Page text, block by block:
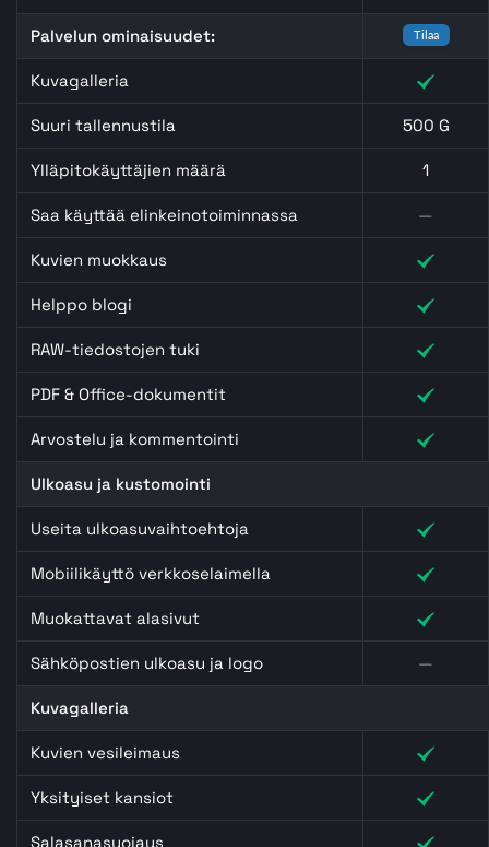
Palvelun ominaisuudet: Tilaa
Kuvagalleria
Suuri tallennustila 500 G
Ylläpitokäyttäjien määrä 1
Saa käyttää elinkeinotoiminnassa —
Kuvien muokkaus
Helppo blogi
RAW-tiedostojen tuki
PDF & Office-dokumentit
Arvostelu ja kommentointi
Ulkoasu ja kustomointi
Useita ulkoasuvaihtoehtoja
Mobiilikäyttö verkkoselaimella
Muokattavat alasivut
Sähköpostien ulkoasu ja logo —
Kuvagalleria
Kuvien vesileimaus
Yksityiset kansiot
Salasanasuojaus